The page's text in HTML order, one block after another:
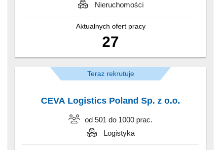
Nieruchomości
Aktualnych ofert pracy
27
Teraz rekrutuje
CEVA Logistics Poland Sp. z o.o.
od 501 do 1000 prac.
Logistyka